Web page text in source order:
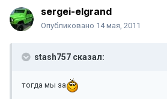
sergei-elgrand
Опубликовано 14 мая, 2011
stash757 сказал:
тогда мы за